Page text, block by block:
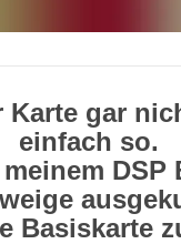
gar
einfach so.
Basiskarte